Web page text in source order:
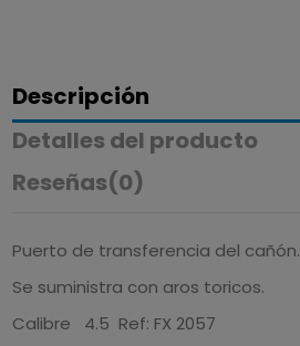
Descripción
Detalles del producto
Reseñas(0)
Puerto de transferencia del cañón.
Se suministra con aros toricos.
Calibre 4.5 Ref: FX 2057